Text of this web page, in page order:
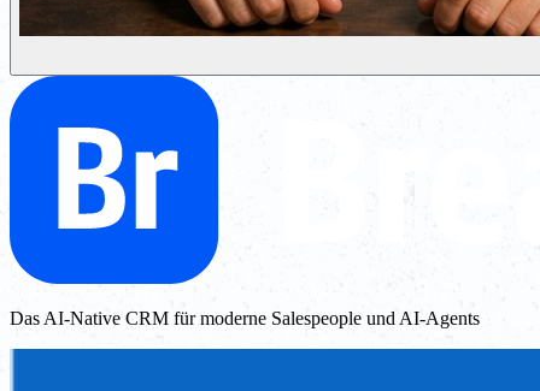
Das AI-Native CRM für moderne Salespeople und AI-Agents